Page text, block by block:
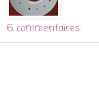
6 commentaires: